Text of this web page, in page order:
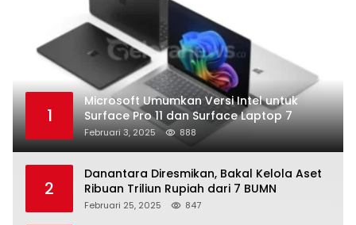
1
Microsoft Umumkan Versi Intel untuk
Surface Pro 11 dan Surface Laptop 7
Februari 3, 2025 888
2
Danantara Diresmikan, Bakal Kelola Aset
Ribuan Triliun Rupiah dari 7 BUMN
Februari 25, 2025 847